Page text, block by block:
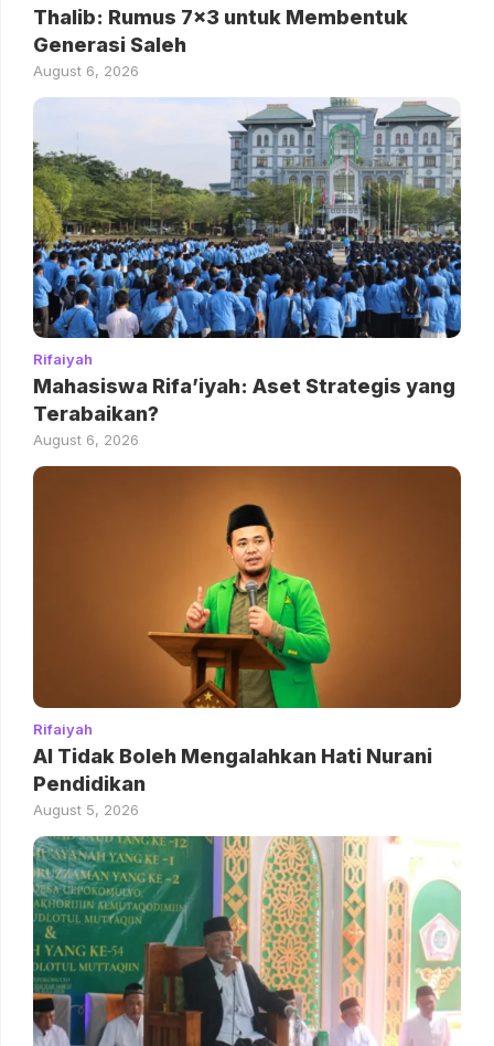
Thalib: Rumus 7×3 untuk Membentuk
Generasi Saleh
August 6, 2026
Rifaiyah
Mahasiswa Rifa’iyah: Aset Strategis yang
Terabaikan?
August 6, 2026
Rifaiyah
AI Tidak Boleh Mengalahkan Hati Nurani
Pendidikan
August 5, 2026